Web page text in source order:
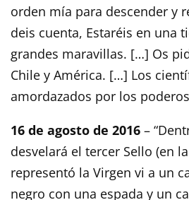
orden mía para descender y
deis cuenta, Estaréis en una
grandes maravillas. […] Os
Chile y América. […] Los
amordazados por los
16 de agosto de 2016 –
desvelará el tercer Sello (en
representó la Virgen vi a un
negro con una espada y un